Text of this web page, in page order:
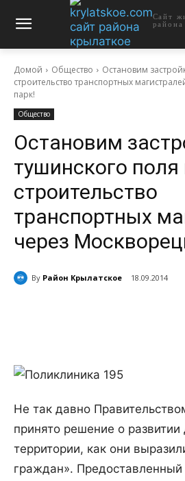
Сайт
района
Домой Общество
Остановим
строительство транспортных
парк!
Общество
Остановим
тушинского поля
строительство
транспортных
через
By Район Крылатское 18.09.2014
Не так давно
принято решение о развитии
территории, как они
граждан». Предоставленный